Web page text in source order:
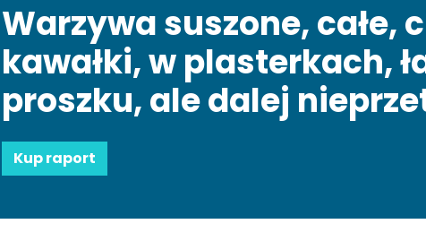
Warzywa suszone, całe,
kawałki, w plasterkach,
proszku, ale dalej
Kup raport